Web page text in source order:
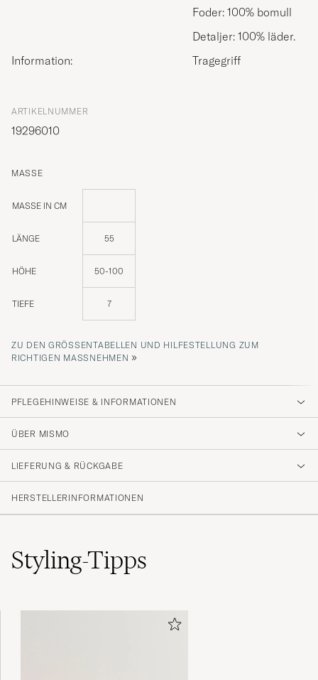
Foder: 100% bomull
Detaljer: 100% läder.
Information:
Tragegriff
ARTIKELNUMMER
19296010
MASSE
MASSE IN CM
LÄNGE 55
HÖHE 50-100
TIEFE 7
ZU DEN GRÖSSENTABELLEN UND HILFESTELLUNG ZUM R
ICHTIGEN MASSNEHMEN
»
PFLEGEHINWEISE & INFORMATIONEN
ÜBER MISMO
LIEFERUNG & RÜCKGABE
HERSTELLERINFORMATIONEN
Styling-Tipps